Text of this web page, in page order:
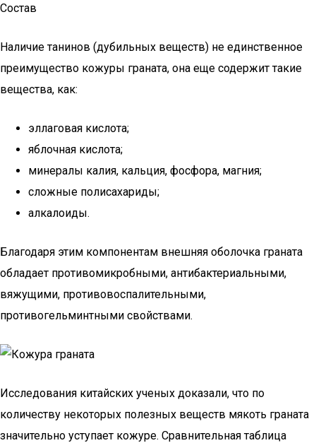
Состав
Наличие танинов (дубильных веществ) не единственное
преимущество кожуры граната, она еще содержит такие
вещества, как:
эллаговая кислота;
яблочная кислота;
минералы калия, кальция, фосфора, магния;
сложные полисахариды;
алкалоиды.
Благодаря этим компонентам внешняя оболочка граната
обладает противомикробными, антибактериальными,
вяжущими, противовоспалительными,
противогельминтными свойствами.
Исследования китайских ученых доказали, что по
количеству некоторых полезных веществ мякоть граната
значительно уступает кожуре. Сравнительная таблица